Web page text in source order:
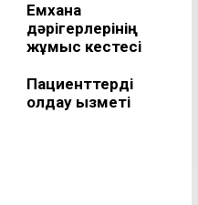
Емхана
дәрігерлерінің
жұмыс кестесі
Пациенттерді
қолдау қызметі